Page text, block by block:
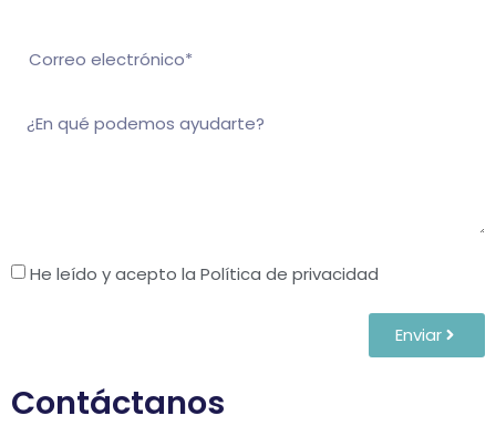
He leído y acepto la Política de privacidad
Enviar
Contáctanos